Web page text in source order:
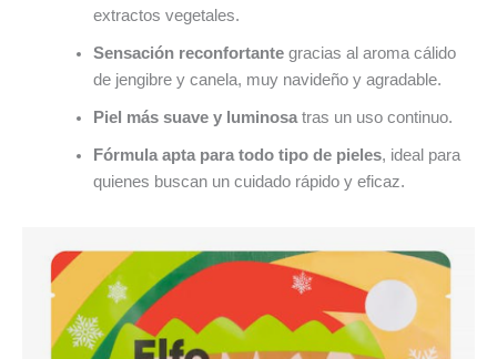
extractos vegetales.
Sensación reconfortantegracias al aroma cálido
de jengibre y canela, muy navideño y agradable.
Piel más suave y luminosatras un uso continuo.
Fórmula apta para todo tipo de pieles, ideal para
quienes buscan un cuidado rápido y eficaz.